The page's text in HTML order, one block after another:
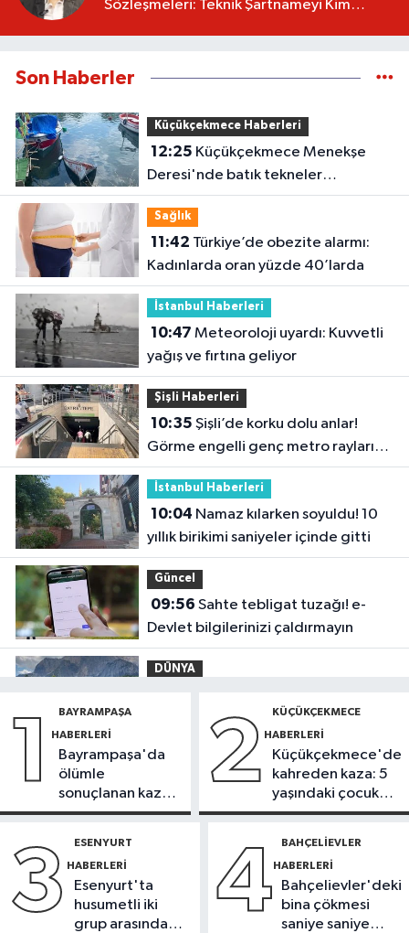
Sözleşmeleri: Teknik Şartnameyi Kim
Son Haberler
Küçükçekmece Haberleri
12:25
Deresi'nde batık tekneler
karabatakların yuvası oldu
Sağlık
11:42
Kadınlarda oran yüzde 40’larda
İstanbul Haberleri
10:47
yağış ve fırtına geliyor
Şişli Haberleri
10:35
Görme engelli genç metro raylarına
düştü
İstanbul Haberleri
10:04
yıllık birikimi saniyeler içinde gitti
Güncel
09:56
Devlet bilgilerinizi çaldırmayın
DÜNYA
Oğlu Hunter Biden’dan açıklama
Sağlık
ama sınırsız değil
Turizmde hareketlilik başladı
1 BAYRAMPAŞA
HABERLERI
Bayrampaşa'da
ölümle
sonuçlanan kaza:
Sürücü
2 KÜÇÜKÇEKMECE
HABERLERI
Küçükçekmece'de
kahreden kaza: 5
yaşındaki çocuk
yoğun bakımda
3 ESENYURT
HABERLERI
Esenyurt'ta
husumetli iki
grup arasında
4 BAHÇELIEVLER
HABERLERI
Bahçelievler'deki
bina çökmesi
saniye saniye